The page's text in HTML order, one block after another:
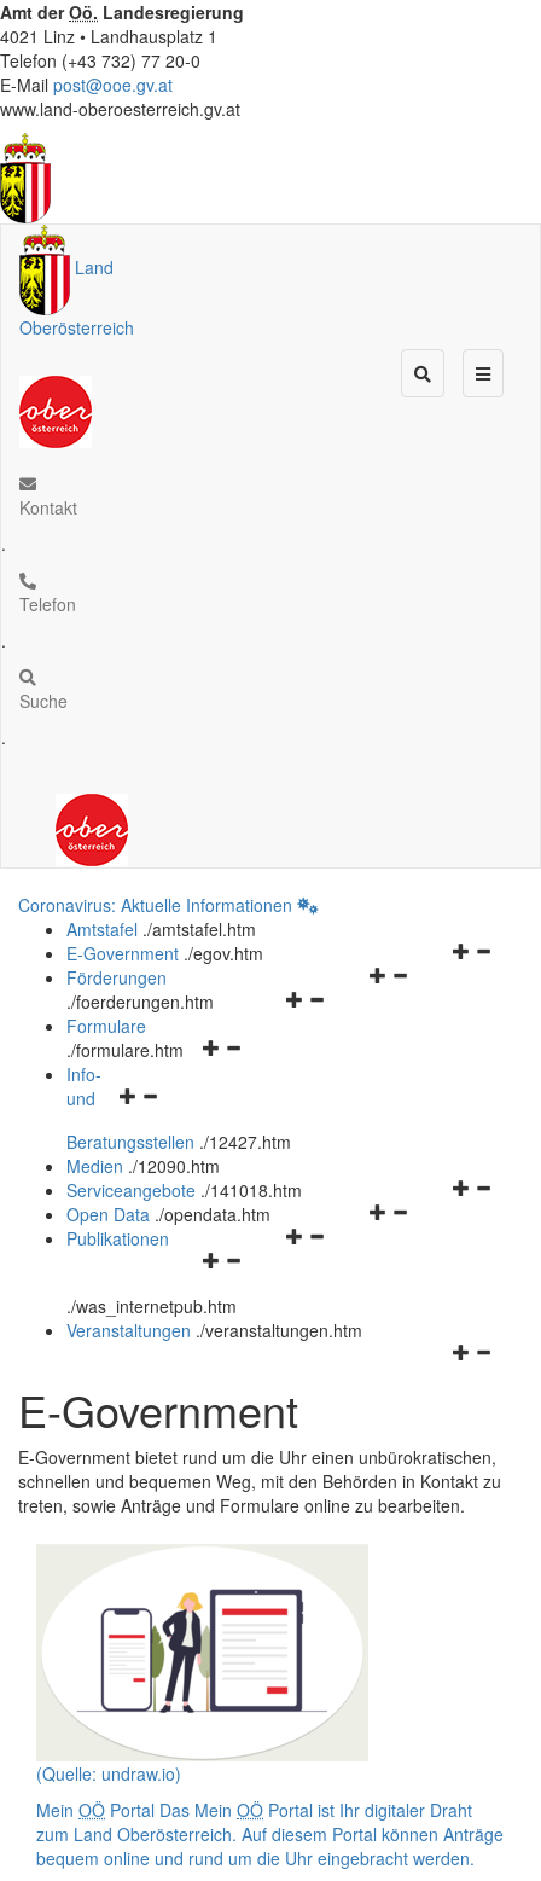
Amt derOö. Landesregierung
4021 Linz • Landhausplatz 1
Telefon (+43 732) 77 20-0
E-Mail post@ooe.gv.at
www.land-oberoesterreich.gv.at
Land
Oberösterreich
Kontakt
.
Telefon
.
Suche
.
Coronavirus: Aktuelle Informationen
Amtstafel ./amtstafel.htm
Navigationsmenü
E-Government ./egov.htm
Navigationsmenü
Förderungen
./foerderungen.htm
Navigationsmenü
Formulare
./formulare.htm
Navigationsmenü
und
schließen
Info-
und
Beratungsstellen ./12427.htm
Medien ./12090.htm
Navigationsmenü
Serviceangebote ./141018.htm
Navigationsmenü
Open Data ./opendata.htm
Navigationsmenü
und
schließen
Publikationen
./was_internetpub.htm
Veranstaltungen ./veranstaltungen.htm
E-Government
E-Government bietet rund um die Uhr einen unbürokratischen,
schnellen und bequemen Weg, mit den Behörden in Kontakt zu
treten, sowie Anträge und Formulare online zu bearbeiten.
(Quelle: undraw.io)
Mein OÖ Portal Das Mein OÖ Portal ist Ihr digitaler Draht
zum Land Oberösterreich. Auf diesem Portal können Anträge
bequem online und rund um die Uhr eingebracht werden.